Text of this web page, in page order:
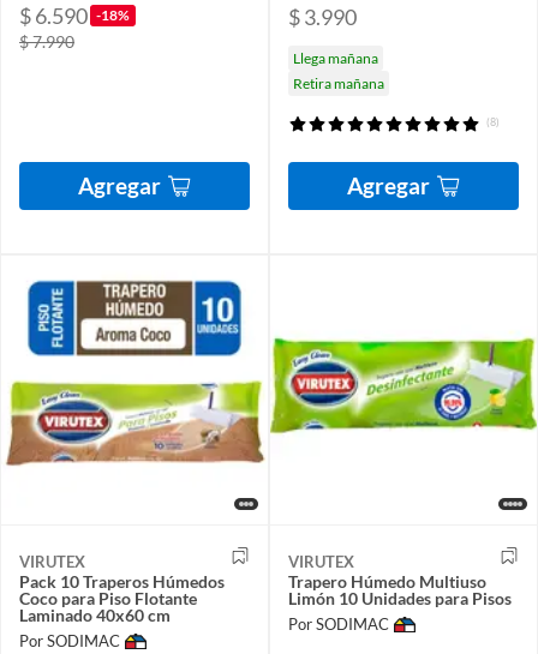
$ 6.590 -18%
$ 7.990
Agregar
$ 3.990
Llega mañana
Retira mañana
(8)
Agregar
VIRUTEX
Pack 10 Traperos Húmedos
Coco para Piso Flotante
Laminado 40x60 cm
Por SODIMAC
VIRUTEX
Trapero Húmedo Multiuso
Limón 10 Unidades para Pisos
Por SODIMAC